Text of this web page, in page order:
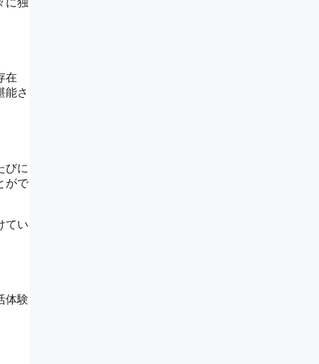
在
能さ
びに
がで
てい
体験